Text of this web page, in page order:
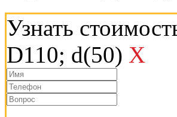
Узнать
D110; d(50) X